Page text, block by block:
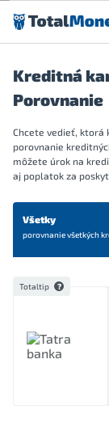
Preskočiť na
Kreditná
Porovnanie
Chcete vedieť, ktorá
porovnanie
môžete úrok na
aj poplatok za
Všetky
porovnanie všetkých
Totaltip